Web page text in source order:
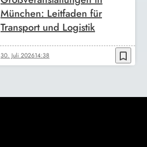
München: Leitfaden für
Transport und Logistik
30. Juli 202614:38 bookmark_border